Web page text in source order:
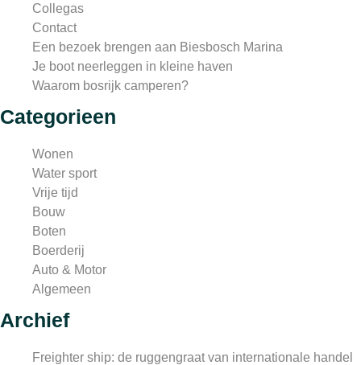
Collegas
Contact
Een bezoek brengen aan Biesbosch Marina
Je boot neerleggen in kleine haven
Waarom bosrijk camperen?
Categorieen
Wonen
Water sport
Vrije tijd
Bouw
Boten
Boerderij
Auto & Motor
Algemeen
Archief
Freighter ship: de ruggengraat van internationale handel